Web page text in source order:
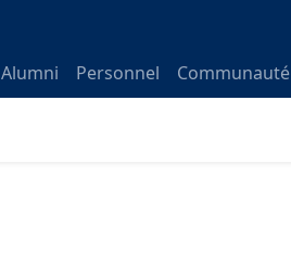
Alumni Personnel Communauté